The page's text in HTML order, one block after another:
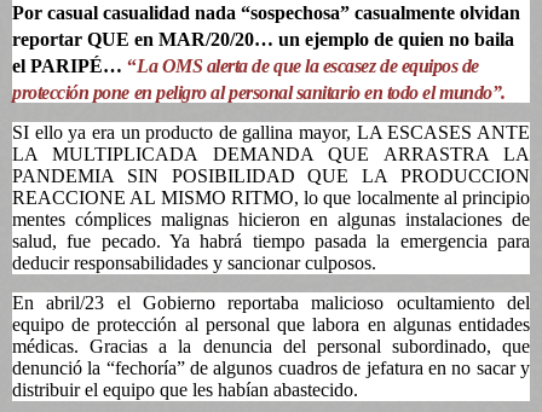
Por casual casualidad nada “sospechosa” casualmente olvidan
reportar QUE en MAR/20/20… un ejemplo de quien no baila
el PARIPÉ… “La OMS alerta de que la escasez de equipos de
protección pone en peligro al personal sanitario en todo el mundo”.
SI ello ya era un producto de gallina mayor, LA ESCASES ANTE
LA MULTIPLICADA DEMANDA QUE ARRASTRA LA
PANDEMIA SIN POSIBILIDAD QUE LA PRODUCCION
REACCIONE AL MISMO RITMO, lo que localmente al principio
mentes cómplices malignas hicieron en algunas instalaciones de
salud, fue pecado. Ya habrá tiempo pasada la emergencia para
deducir responsabilidades y sancionar culposos.
En abril/23 el Gobierno reportaba malicioso ocultamiento del
equipo de protección al personal que labora en algunas entidades
médicas. Gracias a la denuncia del personal subordinado, que
denunció la “fechoría” de algunos cuadros de jefatura en no sacar y
distribuir el equipo que les habían abastecido.